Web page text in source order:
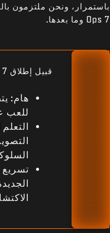
Ops 7 وما بعدها.
قبيل إطلاق Black Ops 7:
للعب
تسريع